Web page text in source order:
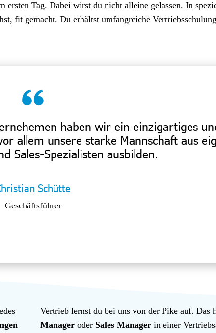
Tag. Dabei wirst du nicht alleine gelassen. In
fit gemacht. Du erhältst umfangreiche
haben wir ein einzigartiges
allem unsere starke Mannschaft aus
Sales-Spezialisten ausbilden.
Schütte
Geschäftsführer
Vertrieb lernst du bei uns von der Pike auf. Das
Manager oder Sales Manager in einer